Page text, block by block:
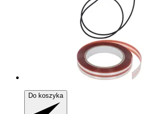
Do koszyka